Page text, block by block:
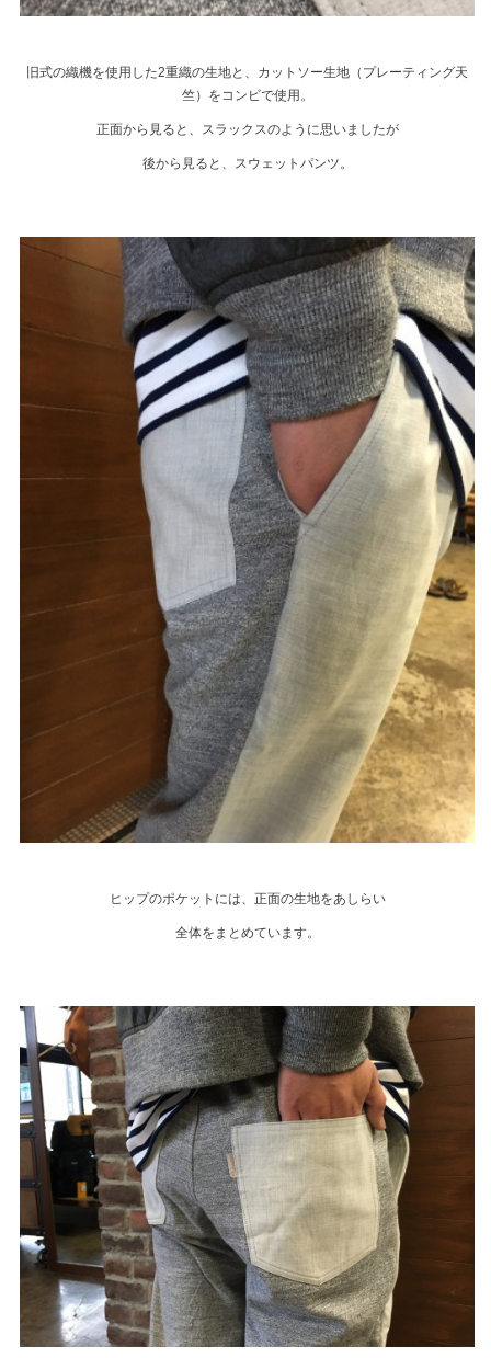
旧式の織機を使用した2重織の生地と、カットソー生地（プレーティング天
竺）をコンビで使用。
正面から見ると、スラックスのように思いましたが
後から見ると、スウェットパンツ。
ヒップのポケットには、正面の生地をあしらい
全体をまとめています。